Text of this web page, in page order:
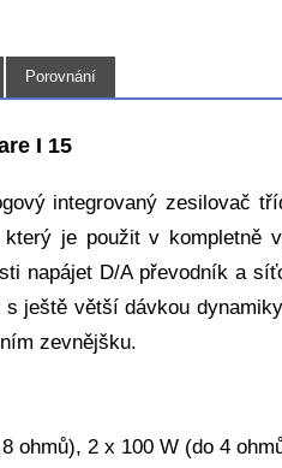
Porovnání
I 15
integrovaný zesilovač
který je použit v kompletně
napájet D/A převodník a
ještě větší dávkou
zevnějšku.
ohmů), 2 x 100 W (do 4